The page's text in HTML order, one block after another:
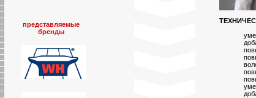
представляемые
бренды